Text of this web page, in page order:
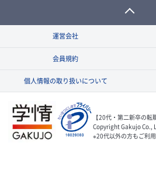
運営会社
会員規約
個人情報の取り扱いについて
【20代・第二新卒の転
Copyright Gakujo Co.,
※20代以外の方もご利用